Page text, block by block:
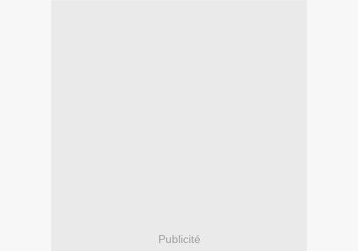
Publicité